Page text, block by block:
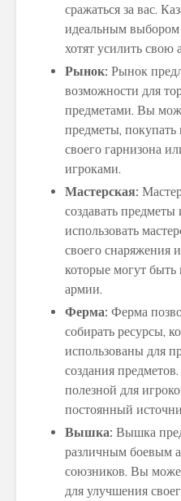
сражаться за вас.
идеальным выбором
хотят усилить
Рынок: Рынок
возможности для
предметами. Вы
предметы,
своего гарнизона
игроками.
Мастерская:
создавать
использовать
своего снаряжения
которые могут
армии.
Ферма: Ферма
собирать ресурсы,
использованы для
создания
полезной для
постоянный
Вышка: Вышка
различным боевым
союзников. Вы
для улучшения